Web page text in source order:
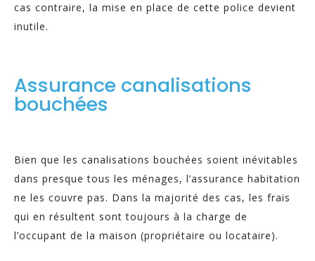
cas contraire, la mise en place de cette police devient
inutile.
Assurance canalisations
bouchées
Bien que les canalisations bouchées soient inévitables
dans presque tous les ménages, l’assurance habitation
ne les couvre pas. Dans la majorité des cas, les frais
qui en résultent sont toujours à la charge de
l’occupant de la maison (propriétaire ou locataire).